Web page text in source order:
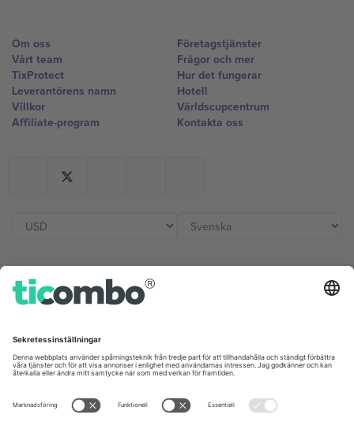
Om oss
Vårt team
TixProtect
Leverantörens namn
Villkor
Affiliate-program
Företagstjänster
Frågor och mer
Hur det fungerar
Hotell
Världscupcentrum
Kontakta oss
Kontor och support
Unter den Linden 24, 10117
Berlin, Germany
London, EC1V 1AW, United
Kingdom
United States
Switzerland